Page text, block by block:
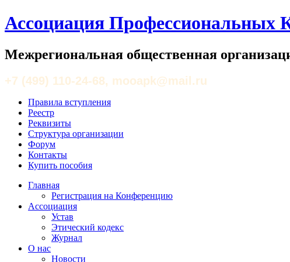
Ассоциация Профессиональных
Межрегиональная общественная
+7 (499) 110-24-68, mooapk@mail.ru
Правила вступления
Реестр
Реквизиты
Структура организации
Форум
Контакты
Купить пособия
Главная
Регистрация на Конференцию
Ассоциация
Устав
Этический кодекс
Журнал
О нас
Новости